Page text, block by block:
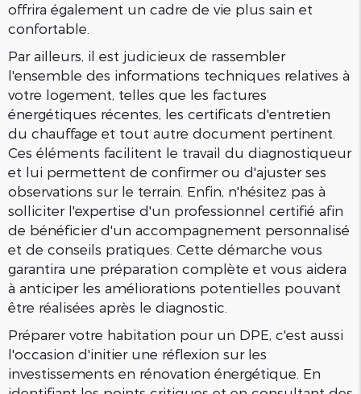
offrira également un cadre de vie plus sain et
confortable.
Par ailleurs, il est judicieux de rassembler
l'ensemble des informations techniques relatives à
votre logement, telles que les factures
énergétiques récentes, les certificats d'entretien
du chauffage et tout autre document pertinent.
Ces éléments facilitent le travail du diagnostiqueur
et lui permettent de confirmer ou d'ajuster ses
observations sur le terrain. Enfin, n'hésitez pas à
solliciter l'expertise d'un professionnel certifié afin
de bénéficier d'un accompagnement personnalisé
et de conseils pratiques. Cette démarche vous
garantira une préparation complète et vous aidera
à anticiper les améliorations potentielles pouvant
être réalisées après le diagnostic.
Préparer votre habitation pour un DPE, c'est aussi
l'occasion d'initier une réflexion sur les
investissements en rénovation énergétique. En